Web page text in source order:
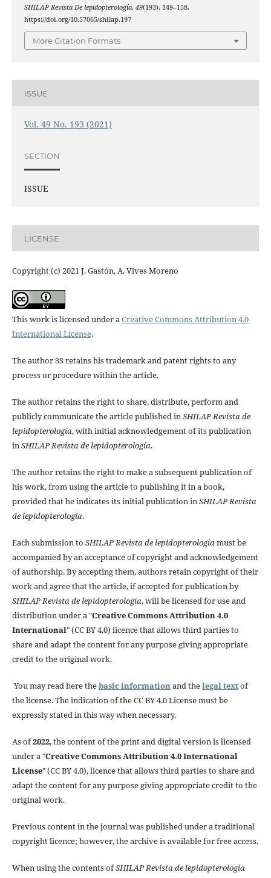
SHILAP Revista De lepidopterología, 49(193), 149–158.
https://doi.org/10.57065/shilap.197
More Citation Formats
ISSUE
Vol. 49 No. 193 (2021)
SECTION
ISSUE
LICENSE
Copyright (c) 2021 J. Gastón, A. Vives Moreno
This work is licensed under aCreative Commons Attribution 4.0
International License.
The author SS retains his trademark and patent rights to any
process or procedure within the article.
The author retains the right to share, distribute, perform and
publicly communicate the article published inSHILAP Revista de
lepidopterología, with initial acknowledgement of its publication
inSHILAP Revista de lepidopterología.
The author retains the right to make a subsequent publication of
his work, from using the article to publishing it in a book,
provided that he indicates its initial publication inSHILAP Revista
de lepidopterología.
Each submission to SHILAP Revista de lepidopterologíamust be
accompanied by an acceptance of copyright and acknowledgement
of authorship. By accepting them, authors retain copyright of their
work and agree that the article, if accepted for publication by
SHILAP Revista de lepidopterología, will be licensed for use and
distribution under a "Creative Commons Attribution 4.0
International" (CC BY 4.0) licence that allows third parties to
share and adapt the content for any purpose giving appropriate
credit to the original work.
You may read here thebasic informationand thelegal textof
the license. The indication of the CC BY 4.0 License must be
expressly stated in this way when necessary.
As of2022, the content of the print and digital version is licensed
under a "Creative Commons Attribution 4.0 International
License" (CC BY 4.0), licence that allows third parties to share and
adapt the content for any purpose giving appropriate credit to the
original work.
Previous content in the journal was published under a traditional
copyright licence; however, the archive is available for free access.
When using the contents ofSHILAP Revista de lepidopterología